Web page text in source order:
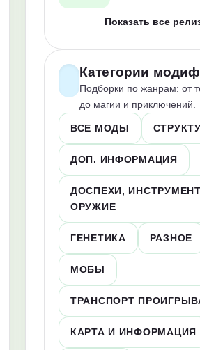
Показать все
Категории
Подборки по жанрам: от
до магии и приключений.
ВСЕ МОДЫ
ДОП. ИНФОРМАЦИЯ
ДОСПЕХИ,
ОРУЖИЕ
ГЕНЕТИКА РАЗНОЕ
МОБЫ
ТРАНСПОРТ
КАРТА И ИНФОРМАЦИЯ